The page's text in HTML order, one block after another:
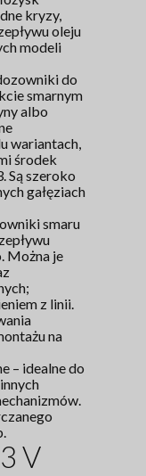
kryzy,
oleju
modeli
do
smarnym
albo
wariantach,
środek
Są szeroko
gałęziach
smaru
Można je
z linii.
na
– idealne do
V